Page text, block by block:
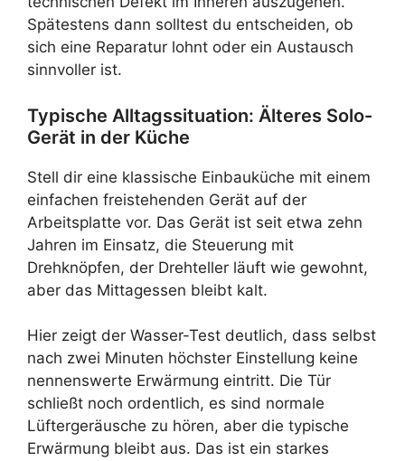
Spätestens dann solltest du entscheiden, ob
sich eine Reparatur lohnt oder ein Austausch
sinnvoller ist.
Typische Alltagssituation: Älteres Solo-
Gerät in der Küche
Stell dir eine klassische Einbauküche mit einem
einfachen freistehenden Gerät auf der
Arbeitsplatte vor. Das Gerät ist seit etwa zehn
Jahren im Einsatz, die Steuerung mit
Drehknöpfen, der Drehteller läuft wie gewohnt,
aber das Mittagessen bleibt kalt.
Hier zeigt der Wasser-Test deutlich, dass selbst
nach zwei Minuten höchster Einstellung keine
nennenswerte Erwärmung eintritt. Die Tür
schließt noch ordentlich, es sind normale
Lüftergeräusche zu hören, aber die typische
Erwärmung bleibt aus. Das ist ein starkes